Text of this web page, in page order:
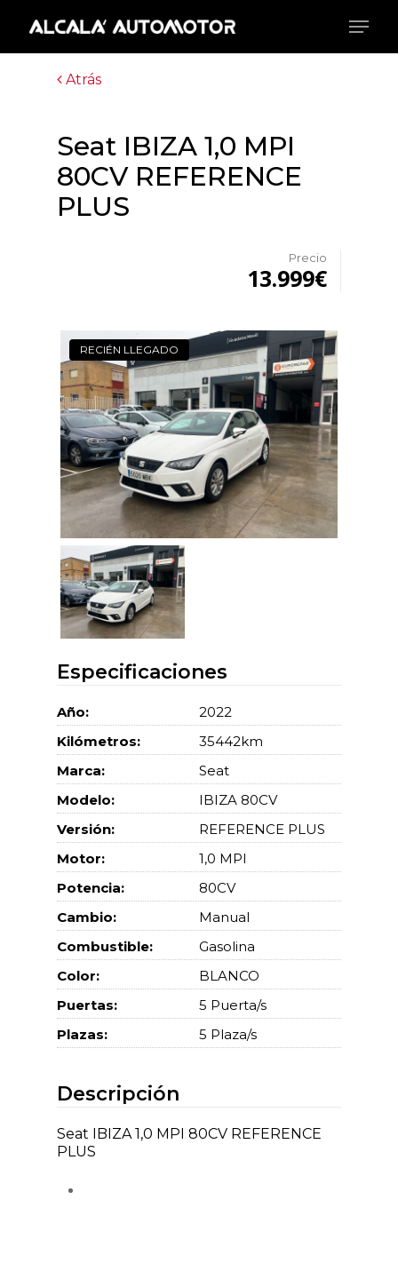
Menu
Atrás
Seat IBIZA 1,0 MPI
80CV REFERENCE
PLUS
Precio
13.999€
RECIÉN LLEGADO
Especificaciones
Año:
2022
Kilómetros:
35442km
Marca:
Seat
Modelo:
IBIZA 80CV
Versión:
REFERENCE PLUS
Motor:
1,0 MPI
Potencia:
80CV
Cambio:
Manual
Combustible:
Gasolina
Color:
BLANCO
Puertas:
5 Puerta/s
Plazas:
5 Plaza/s
Descripción
Seat IBIZA 1,0 MPI 80CV REFERENCE
PLUS
Close